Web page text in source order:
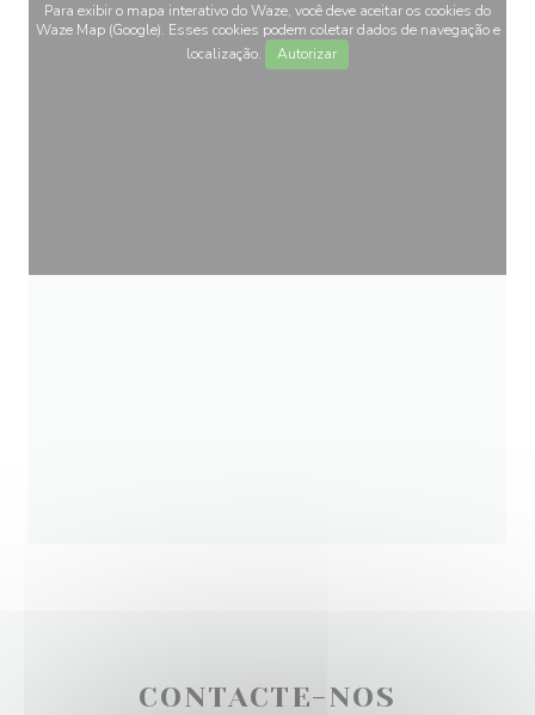
Para exibir o mapa interativo do Waze, você deve aceitar os cookies do
Waze Map (Google). Esses cookies podem coletar dados de navegação e
localização.
Autorizar
CONTACTE-NOS